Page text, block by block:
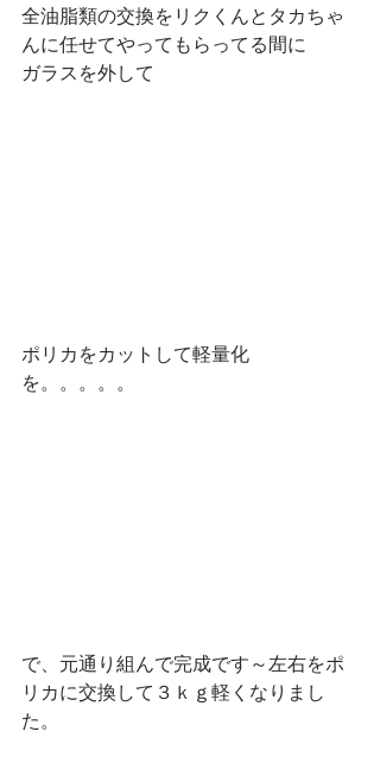
全油脂類の交換をリクくんとタカちゃ
んに任せてやってもらってる間に
ガラスを外して
ポリカをカットして軽量化
を。。。。。
で、元通り組んで完成です～左右をポ
リカに交換して３ｋｇ軽くなりまし
た。